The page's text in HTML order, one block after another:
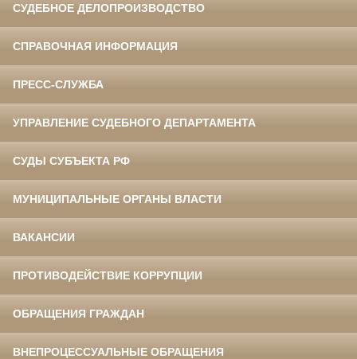
СУДЕБНОЕ ДЕЛОПРОИЗВОДСТВО
СПРАВОЧНАЯ ИНФОРМАЦИЯ
ПРЕСС-СЛУЖБА
УПРАВЛЕНИЕ СУДЕБНОГО ДЕПАРТАМЕНТА
СУДЫ СУБЪЕКТА РФ
МУНИЦИПАЛЬНЫЕ ОРГАНЫ ВЛАСТИ
ВАКАНСИИ
ПРОТИВОДЕЙСТВИЕ КОРРУПЦИИ
ОБРАЩЕНИЯ ГРАЖДАН
ВНЕПРОЦЕССУАЛЬНЫЕ ОБРАЩЕНИЯ